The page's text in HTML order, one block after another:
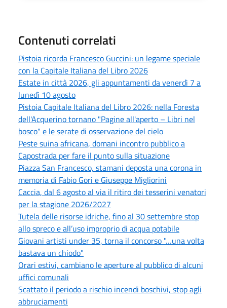
Contenuti correlati
Pistoia ricorda Francesco Guccini: un legame speciale
con la Capitale Italiana del Libro 2026
Estate in città 2026, gli appuntamenti da venerdì 7 a
lunedì 10 agosto
Pistoia Capitale Italiana del Libro 2026: nella Foresta
dell'Acquerino tornano "Pagine all'aperto – Libri nel
bosco" e le serate di osservazione del cielo
Peste suina africana, domani incontro pubblico a
Capostrada per fare il punto sulla situazione
Piazza San Francesco, stamani deposta una corona in
memoria di Fabio Gori e Giuseppe Migliorini
Caccia, dal 6 agosto al via il ritiro dei tesserini venatori
per la stagione 2026/2027
Tutela delle risorse idriche, fino al 30 settembre stop
allo spreco e all’uso improprio di acqua potabile
Giovani artisti under 35, torna il concorso "…una volta
bastava un chiodo"
Orari estivi, cambiano le aperture al pubblico di alcuni
uffici comunali
Scattato il periodo a rischio incendi boschivi, stop agli
abbruciamenti